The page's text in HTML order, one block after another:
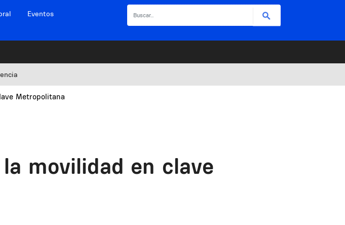
Eventos
Metropolitana
movilidad en clave